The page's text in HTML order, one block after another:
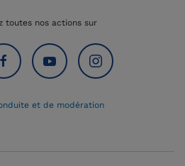
toutes nos actions sur
et de modération